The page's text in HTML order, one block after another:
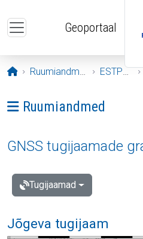
Geoportaal
Avaleht
Ruumiandmed ESTPOS
Ava menüü:
Ruumiandmed
GNSS tugijaamade
Tugijaamad
Jõgeva tugijaam